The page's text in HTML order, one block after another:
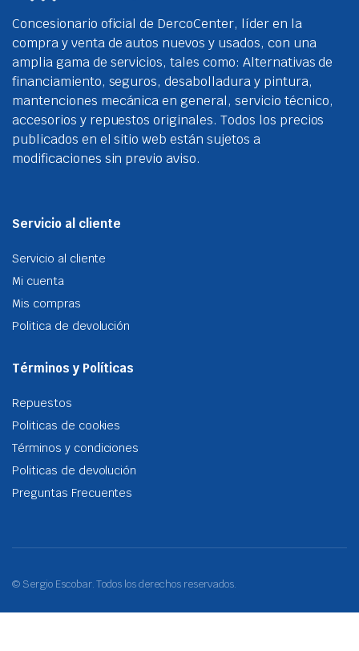
Concesionario oficial de DercoCenter, líder en la
compra y venta de autos nuevos y usados, con una
amplia gama de servicios, tales como: Alternativas de
financiamiento, seguros, desabolladura y pintura,
mantenciones mecánica en general, servicio técnico,
accesorios y repuestos originales. Todos los precios
publicados en el sitio web están sujetos a
modificaciones sin previo aviso.
Servicio al cliente
Servicio al cliente
Mi cuenta
Mis compras
Politica de devolución
Términos y Políticas
Repuestos
Politicas de cookies
Términos y condiciones
Politicas de devolución
Preguntas Frecuentes
© Sergio Escobar. Todos los derechos reservados.